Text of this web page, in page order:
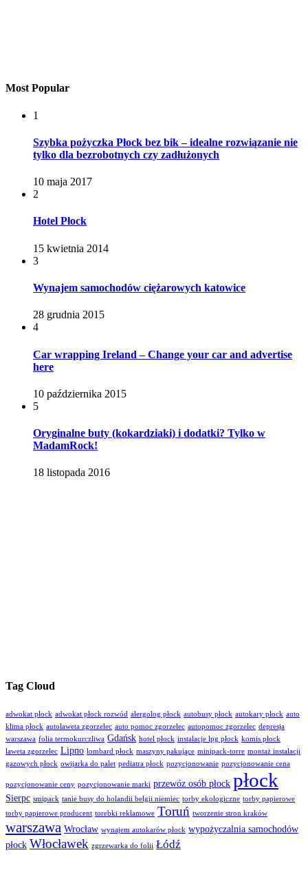
Most Popular
1
Szybka pożyczka Płock bez bik – idealne rozwiązanie nie
tylko dla bezrobotnych czy zadłużonych
10 maja 2017
2
Hotel Płock
15 kwietnia 2014
3
Wynajem samochodów ciężarowych katowice
28 grudnia 2015
4
Car wrapping Ireland – Change your car and advertise
here
10 października 2015
5
Oryginalne buty (kokardziaki) i dodatki? Tylko w
MadamRock!
18 listopada 2016
Tag Cloud
adwokat płock adwokat płock rozwód alergolog płock autobusy płock autokary płock auto
klima płock autolaweta zgorzelec auto pomoc zgorzelec autopomoc zgorzelec depresja
warszawa folia termokurczliwa Gdańsk hotel płock instalacje lpg płock komis płock
laweta zgorzelec Lipno lombard płock maszyny pakujące minipack-torre montaż instalacji
gazowych płock owijarka do palet pediatra płock pozycjonowanie pozycjonowanie cena
pozycjonowanie ceny pozycjonowanie marki przewóz osób płock płock
Sierpc smipack tanie busy do holandii belgii niemiec torby ekologiczne torby papierowe
torby papierowe producent torebki reklamowe Toruń tworzenie stron kraków
warszawa Wrocław wynajem autokarów płock wypożyczalnia samochodów
płock Włocławek zgrzewarka do folii Łódź